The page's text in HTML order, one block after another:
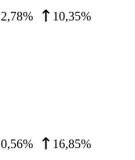
2,78% 10,35%
0,56% 16,85%